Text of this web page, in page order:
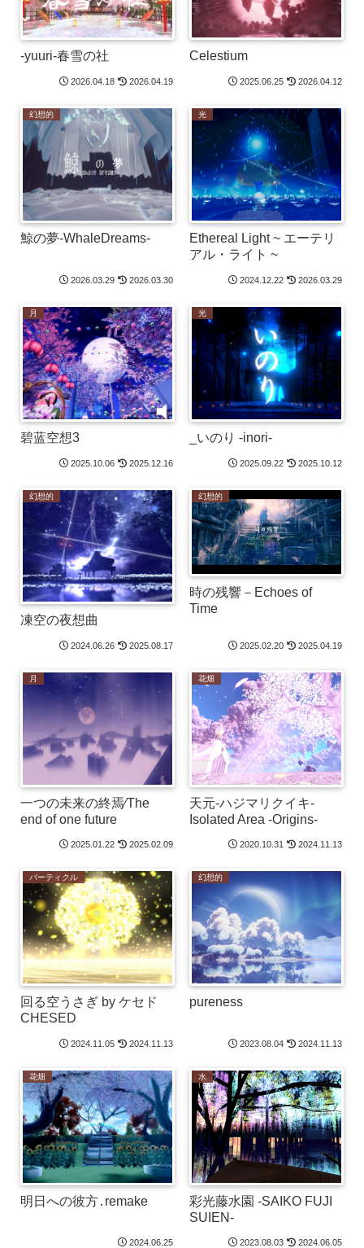
-yuuri-春雪の社
2026.04.18 2026.04.19
Celestium
2025.06.25 2026.04.12
幻想的
鯨の夢-WhaleDreams-
2026.03.29 2026.03.30
光
Ethereal Light ~ エーテリ
アル・ライト ~
2024.12.22 2026.03.29
月
碧蓝空想3
2025.10.06 2025.12.16
光
_いのり -inori-
2025.09.22 2025.10.12
幻想的
凍空の夜想曲
2024.06.26 2025.08.17
幻想的
時の残響－Echoes of
Time
2025.02.20 2025.04.19
月
一つの未来の終焉⁄The
end of one future
2025.01.22 2025.02.09
花畑
天元-ハジマリクイキ-
Isolated Area -Origins-
2020.10.31 2024.11.13
パーティクル
回る空うさぎ by ケセド
CHESED
2024.11.05 2024.11.13
幻想的
pureness
2023.08.04 2024.11.13
花畑
明日への彼方․remake
2024.06.25
水
彩光藤水園 -SAIKO FUJI
SUIEN-
2023.08.03 2024.06.05